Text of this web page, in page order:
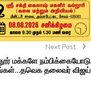
Next Post
மக்களே நம்பிக்கையோடு
தலைவர் விஜய்